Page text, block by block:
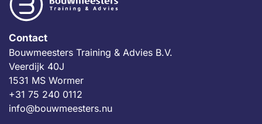
Contact
Bouwmeesters Training & Advies B.V.
Veerdijk 40J
1531 MS Wormer
+31 75 240 0112
info@bouwmeesters.nu